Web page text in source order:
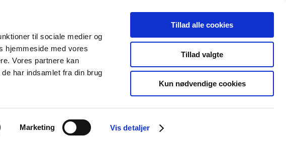
til sociale medier og
hjemmeside med vores
Vores partnere kan
har indsamlet fra din brug
Marketing Vis detaljer
Tillad alle cookies
Tillad valgte
Kun nødvendige cookies
Kontakt Udgivelser
salg af
Medicinsk
Særlige
produktområder